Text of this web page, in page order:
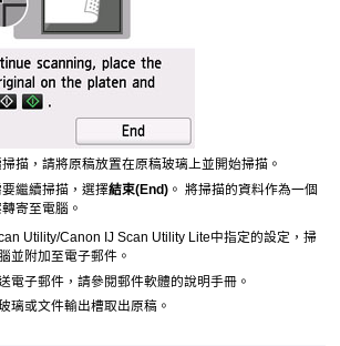
描，請將原稿放置在原稿玻璃上並開始掃描。
繼續掃描，選擇結束(End)。 將掃描的資料作為一個
寄至電腦。
Utility/Canon IJ Scan Utility Lite中指定的設定，掃
並附加至電子郵件。
電子郵件，請參閱郵件軟體的說明手冊。
璃或文件輸出槽取出原稿。